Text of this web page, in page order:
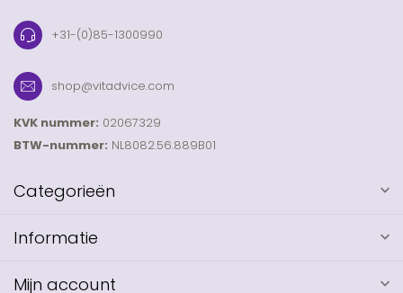
+31-(0)85-1300990
shop@vitadvice.com
KVK nummer: 02067329
BTW-nummer: NL8082.56.889B01
Categorieën
Informatie
Mijn account